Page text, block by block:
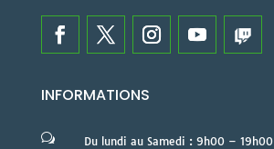
INFORMATIONS
w Du lundi au Samedi : 9h00 – 19h00